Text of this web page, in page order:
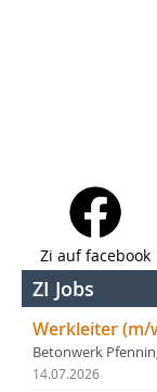
Zi auf facebook
ZI Jobs
Werkleiter (m/
Betonwerk
14.07.2026